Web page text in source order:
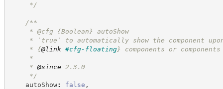
*/
/**
* @cfg {Boolean}
autoShow
* `true` to automatically show the component
* {@link #cfg-floating} components or
*
* @since 2.3.0
*/
autoShow: false ,